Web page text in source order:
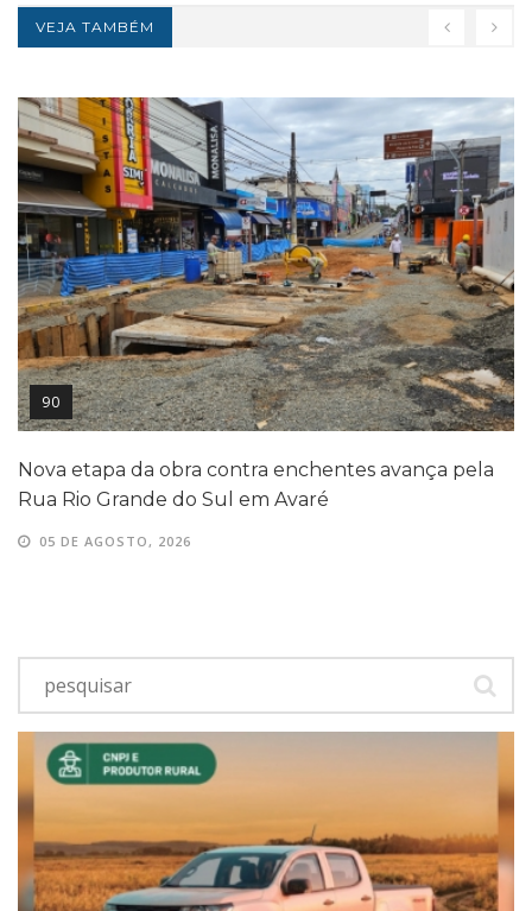
VEJA TAMBÉM
90
Nova etapa da obra contra enchentes avança pela
Rua Rio Grande do Sul em Avaré
05 DE AGOSTO, 2026